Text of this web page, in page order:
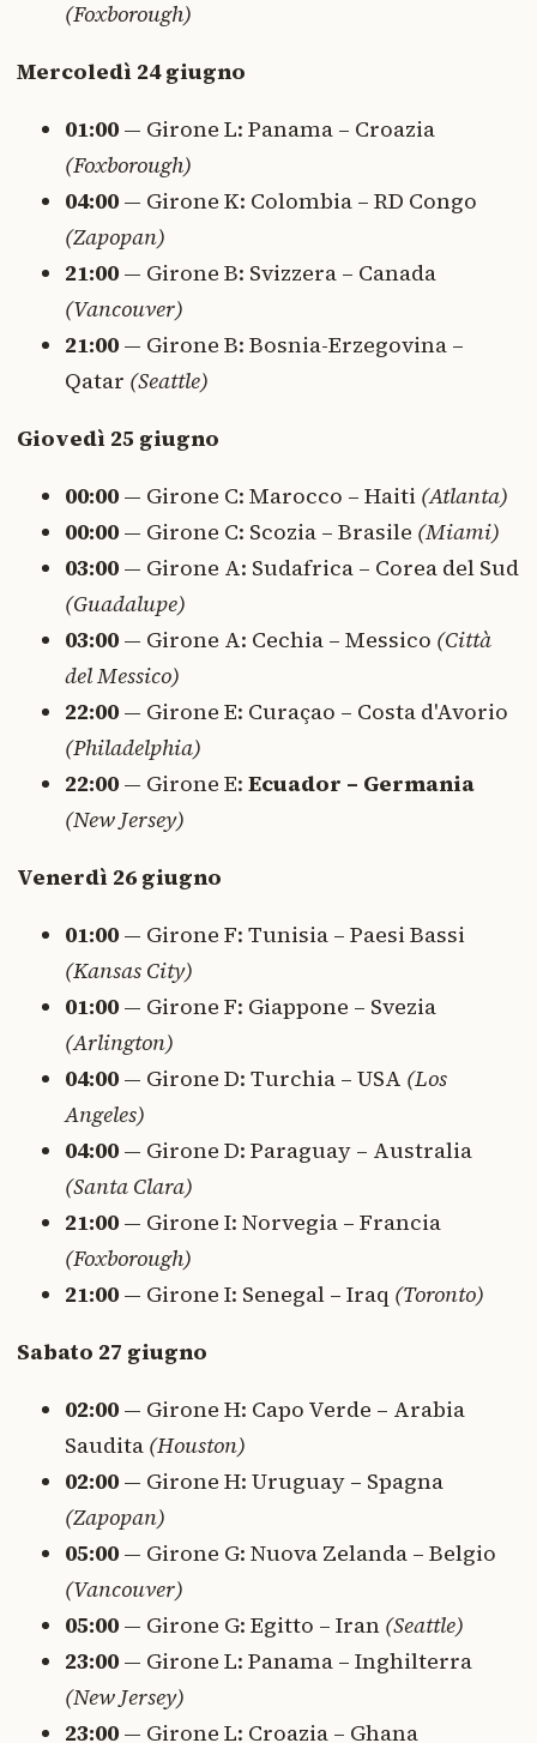
(Foxborough)
Mercoledì 24 giugno
01:00 — Girone L: Panama – Croazia
(Foxborough)
04:00 — Girone K: Colombia – RD Congo
(Zapopan)
21:00 — Girone B: Svizzera – Canada
(Vancouver)
21:00 — Girone B: Bosnia-Erzegovina –
Qatar (Seattle)
Giovedì 25 giugno
00:00 — Girone C: Marocco – Haiti (Atlanta)
00:00 — Girone C: Scozia – Brasile (Miami)
03:00 — Girone A: Sudafrica – Corea del Sud
(Guadalupe)
03:00 — Girone A: Cechia – Messico (Città
del Messico)
22:00 — Girone E: Curaçao – Costa d'Avorio
(Philadelphia)
22:00 — Girone E: Ecuador – Germania
(New Jersey)
Venerdì 26 giugno
01:00 — Girone F: Tunisia – Paesi Bassi
(Kansas City)
01:00 — Girone F: Giappone – Svezia
(Arlington)
04:00 — Girone D: Turchia – USA (Los
Angeles)
04:00 — Girone D: Paraguay – Australia
(Santa Clara)
21:00 — Girone I: Norvegia – Francia
(Foxborough)
21:00 — Girone I: Senegal – Iraq (Toronto)
Sabato 27 giugno
02:00 — Girone H: Capo Verde – Arabia
Saudita (Houston)
02:00 — Girone H: Uruguay – Spagna
(Zapopan)
05:00 — Girone G: Nuova Zelanda – Belgio
(Vancouver)
05:00 — Girone G: Egitto – Iran (Seattle)
23:00 — Girone L: Panama – Inghilterra
(New Jersey)
23:00 — Girone L: Croazia – Ghana